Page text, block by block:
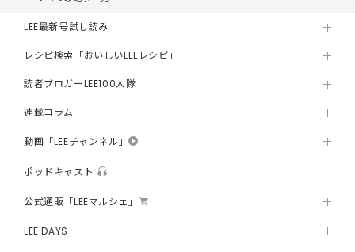
LEE最新号試し読み
レシピ検索「おいしいLEEレシピ」
読者ブロガーLEE100人隊
連載コラム
動画「LEEチャンネル」
ポッドキャスト
公式通販「LEEマルシェ」
LEE DAYS